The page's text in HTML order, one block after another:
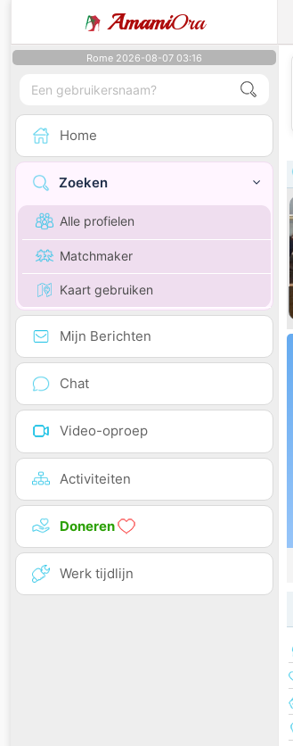
AmamiOra
Rome 2026-08-07 03:16
Home
Zoeken
Alle profielen
Matchmaker
Kaart gebruiken
Mijn Berichten
Chat
Video-oproep
Activiteiten
Doneren
Werk tijdlijn